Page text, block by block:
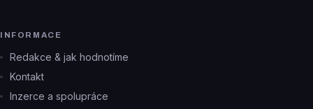
INFORMACE
Redakce & jak hodnotíme
Kontakt
Inzerce a spolupráce